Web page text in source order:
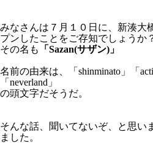
みなさんは７月１０日に、新湊大
プンしたことをご存知でしょうか
その名も
「Sazan(サザン)」
名前の由来は、「shinminato」「
「neverland」
の頭文字だそうだ。
そんな話、聞いてないぞ、と思い
ました。